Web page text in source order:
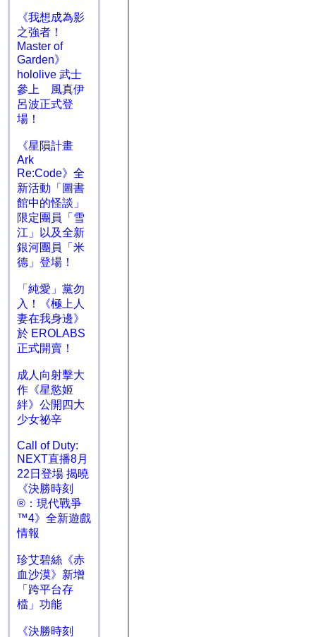
《我想成為影
之強者！
Master of
Garden》
hololive 武士
參上 風真伊
呂波正式登
場！
《星隕計畫
Ark
Re:Code》全
新活動「圖書
館中的怪談」
限定團員「雪
江」以及全新
銀河團員「米
德」登場！
「純愛」黨勿
入！《極上人
妻在我身邊》
於 EROLABS
正式開賣！
成人向射擊大
作《星慾姬
絆》公開四大
少女祕辛
Call of Duty:
NEXT直播8月
22日登場 揭曉
《決勝時刻
®：現代戰爭
™4》全新遊戲
情報
珍艾碧絲《赤
血沙漠》新增
「跨平台存
檔」功能
《決勝時刻